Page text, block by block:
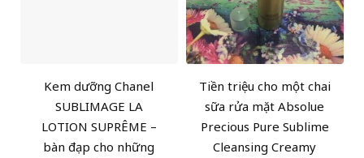
Kem dưỡng Chanel
SUBLIMAGE LA
LOTION SUPRÊME –
bàn đạp cho những
Tiền triệu cho một chai
sữa rửa mặt Absolue
Precious Pure Sublime
Cleansing Creamy